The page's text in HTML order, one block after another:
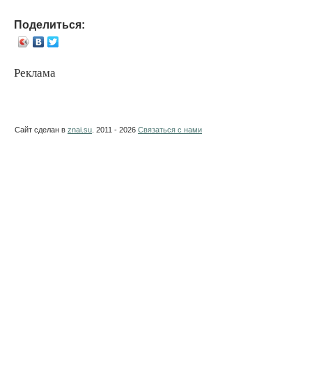
Поделиться:
Реклама
Сайт сделан в znai.su . 2011 - 2026 Связаться с нами